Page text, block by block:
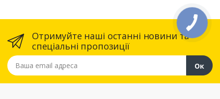
Отримуйте наші останні новини та
спеціальні пропозиції
Ваша email адреса
Ок